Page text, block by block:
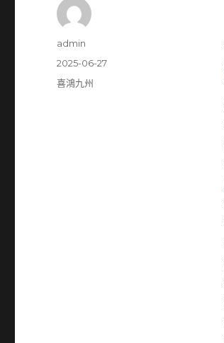
作
admin
發
佈
2025-06-27
分
喜鴻九州